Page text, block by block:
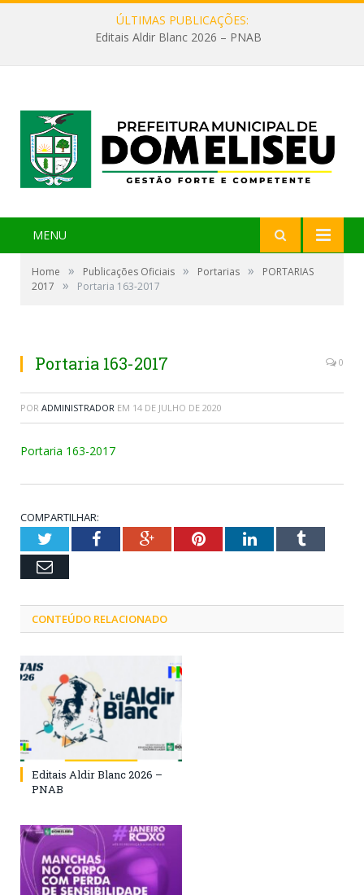
ÚLTIMAS PUBLICAÇÕES:
Editais Aldir Blanc 2026 – PNAB
MENU
Home » Publicações Oficiais » Portarias »
PORTARIAS
2017
» Portaria 163-2017
Portaria 163-2017 0
POR ADMINISTRADOR EM 14 DE JULHO DE 2020
Portaria 163-2017
COMPARTILHAR:
TwitterFacebookGoogle+PinterestLinkedInTumblr
Email
CONTEÚDO RELACIONADO
Editais Aldir Blanc 2026 –
PNAB